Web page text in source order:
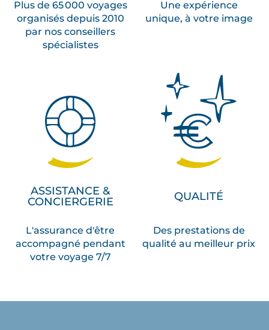
Plus de 65 000 voyages
organisés depuis 2010
par nos conseillers
spécialistes
Une expérience
unique, à votre image
ASSISTANCE &
CONCIERGERIE
L'assurance d'être
accompagné pendant
votre voyage 7/7
QUALITÉ
Des prestations de
qualité au meilleur prix